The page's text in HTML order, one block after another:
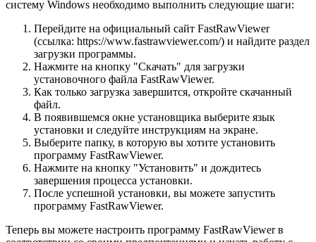
систему Windows необходимо выполнить следующие шаги:
Перейдите на официальный сайт FastRawViewer
(ссылка: https://www.fastrawviewer.com/) и найдите раздел
загрузки программы.
Нажмите на кнопку "Скачать" для загрузки
установочного файла FastRawViewer.
Как только загрузка завершится, откройте скачанный
файл.
В появившемся окне установщика выберите язык
установки и следуйте инструкциям на экране.
Выберите папку, в которую вы хотите установить
программу FastRawViewer.
Нажмите на кнопку "Установить" и дождитесь
завершения процесса установки.
После успешной установки, вы можете запустить
программу FastRawViewer.
Теперь вы можете настроить программу FastRawViewer в